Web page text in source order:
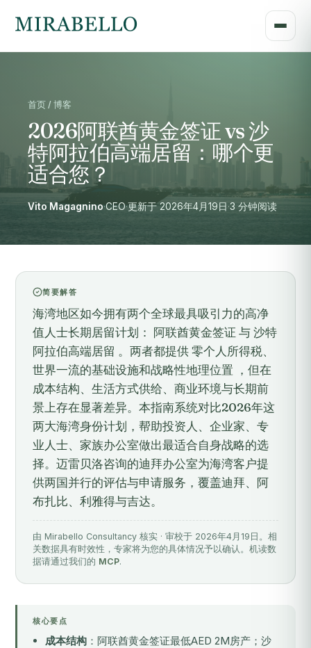
首页 / 博客
2026阿联酋黄金签证 vs 沙
特阿拉伯高端居留：哪个更
适合您？
Vito Magagnino·CEO·更新于 2026年4月19日·3 分钟阅读
简要解答
海湾地区如今拥有两个全球最具吸引力的高净
值人士长期居留计划： 阿联酋黄金签证 与 沙特
阿拉伯高端居留 。两者都提供 零个人所得税、
世界一流的基础设施和战略性地理位置 ，但在
成本结构、生活方式供给、商业环境与长期前
景上存在显著差异。本指南系统对比2026年这
两大海湾身份计划，帮助投资人、企业家、专
业人士、家族办公室做出最适合自身战略的选
择。迈雷贝洛咨询的迪拜办公室为海湾客户提
供两国并行的评估与申请服务，覆盖迪拜、阿
布扎比、利雅得与吉达。
由 Mirabello Consultancy 核实 · 审校于 2026年4月19日。相
关数据具有时效性，专家将为您的具体情况予以确认。机读数
据请通过我们的 MCP.
核心要点
成本结构 ：阿联酋黄金签证最低AED 2M房产；沙